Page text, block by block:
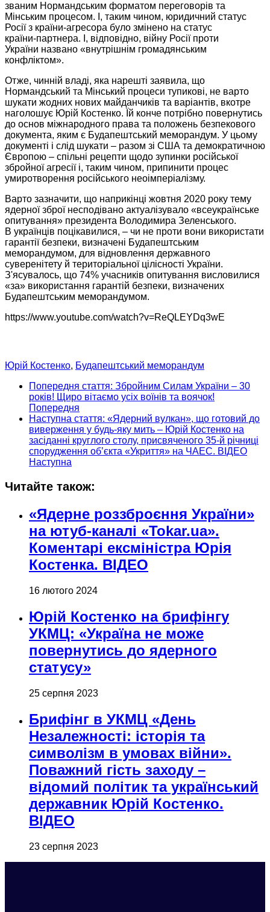
званим Нормандським форматом переговорів та
Мінським процесом. І, таким чином, юридичний статус
Росії з країни-агресора було змінено на статус
країни-партнера. І, відповідно, війну Росії проти
України названо «внутрішнім громадянським
конфліктом».
Отже, чинній владі, яка нарешті заявила, що
Нормандський та Мінський процеси тупикові, не варто
шукати жодних нових майданчиків та варіантів, вкотре
наголошує Юрій Костенко. Їй конче потрібно повернутись
до основ міжнародного права та положень безпекового
документа, яким є Будапештський меморандум. У цьому
документі і слід шукати – разом зі США та демократичною
Європою – спільні рецепти щодо зупинки російської
збройної агресії і, таким чином, припинити процес
умиротворення російського неоімперіалізму.
Варто зазначити, що наприкінці жовтня 2020 року тему
ядерної зброї несподівано актуалізувало «всеукраїнське
опитування» президента Володимира Зеленського.
В українців поцікавилися, – чи не проти вони використати
гарантії безпеки, визначені Будапештським
меморандумом, для відновлення державного
суверенітету й територіальної цілісності України.
З'ясувалось, що 74% учасників опитування висловилися
«за» використання гарантій безпеки, визначених
Будапештським меморандумом.
https://www.youtube.com/watch?v=ReQLEYDq3wE
Юрій Костенко, Будапештський меморандум
Попередня стаття: Збройним Силам України – 30
років! Щиро вітаємо усіх воїнів та воячок!
Попередня
Наступна стаття: «Ядерний вулкан», що готовий до
виверження у будь-яку мить ‒ Юрій Костенко на
засіданні круглого столу, присвяченого 35-й річниці
спорудження об’єкта «Укриття» на ЧАЕС. ВІДЕО
Наступна
Читайте також:
«Ядерне роззброєння України»
на ютуб-каналі «Tokar.ua».
Коментарі ексміністра Юрія
Костенка. ВІДЕО
16 лютого 2024
Юрій Костенко на брифінгу
УКМЦ: «Україна не може
повернутись до ядерного
статусу»
25 серпня 2023
Брифінг в УКМЦ «День
Незалежності: історія та
символізм в умовах війни».
Поважний гість заходу –
відомий політик та український
державник Юрій Костенко.
ВІДЕО
23 серпня 2023